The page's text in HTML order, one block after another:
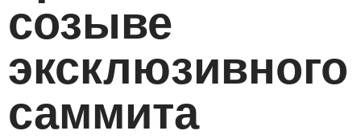
созыве
эксклюзивного
саммита